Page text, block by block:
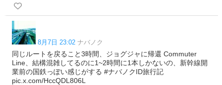
8月7日 23:02 ナバノク
同じルートを戻ること3時間、ジョグジャに帰還 Commuter
Line、結構混雑してるのに1~2時間に1本しかないの、新幹線開
業前の国鉄っぽい感じがする #ナバノクID旅行記
pic.x.com/HccQDL806L